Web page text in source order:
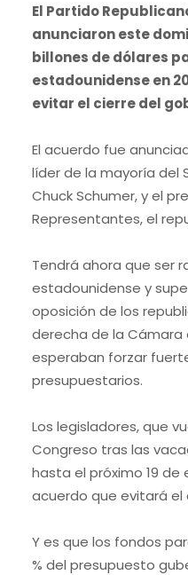
El Partido
anunciaron este
billones de dólares
estadounidense en
evitar el cierre del
El acuerdo fue
líder de la mayoría del
Chuck Schumer, y el
Representantes, el
Tendrá ahora que ser
estadounidense y
oposición de los
derecha de la Cámara
esperaban forzar
presupuestarios.
Los legisladores, que
Congreso tras las
hasta el próximo 19
acuerdo que evitará el
Y es que los fondos
% del presupuesto